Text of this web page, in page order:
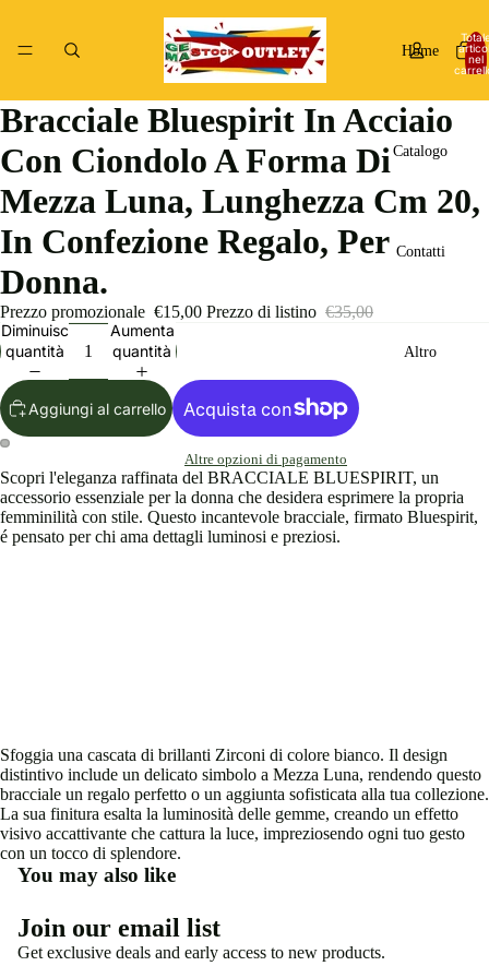
Home
Catalogo
Contatti
Altro
nel
Apri
immagine
a
schermo
Apri
immagine
a
schermo
Bracciale Bluespirit In Acciaio
Con Ciondolo A Forma Di
Mezza Luna, Lunghezza Cm 20,
In Confezione Regalo, Per
Donna.
Prezzo promozionale €15,00 Prezzo di listino €35,00
Diminuisci
quantità
Aumenta
quantità
Aggiungi al carrello
Altre opzioni di pagamento
Scopri l'eleganza raffinata del BRACCIALE BLUESPIRIT, un
accessorio essenziale per la donna che desidera esprimere la propria
femminilità con stile. Questo incantevole bracciale, firmato Bluespirit,
é pensato per chi ama dettagli luminosi e preziosi.
Sfoggia una cascata di brillanti Zirconi di colore bianco. Il design
distintivo include un delicato simbolo a Mezza Luna, rendendo questo
bracciale un regalo perfetto o un aggiunta sofisticata alla tua collezione.
La sua finitura esalta la luminosità delle gemme, creando un effetto
visivo accattivante che cattura la luce, impreziosendo ogni tuo gesto
con un tocco di splendore.
You may also like
Join our email list
Get exclusive deals and early access to new products.
Informativa sulla privacy